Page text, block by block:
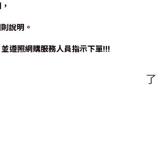
說明。
遵照網購服務人員指示下單!!!